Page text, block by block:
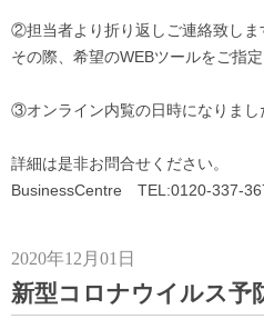
②担当者より折り返しご連絡致しま
その際、希望のWEBツールをご指
③オンライン内覧の日時になりまし
詳細は是非お問合せください。
BusinessCentre TEL:0120-337-
2020年12月01日
新型コロナウイルス予